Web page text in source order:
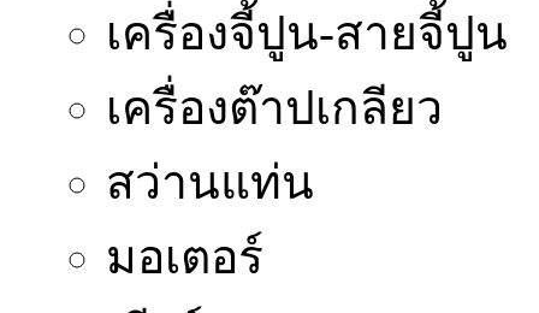
เครื่องจี้ปูน-สายจี้ปูน
เครื่องต๊าปเกลียว
สว่านแท่น
มอเตอร์